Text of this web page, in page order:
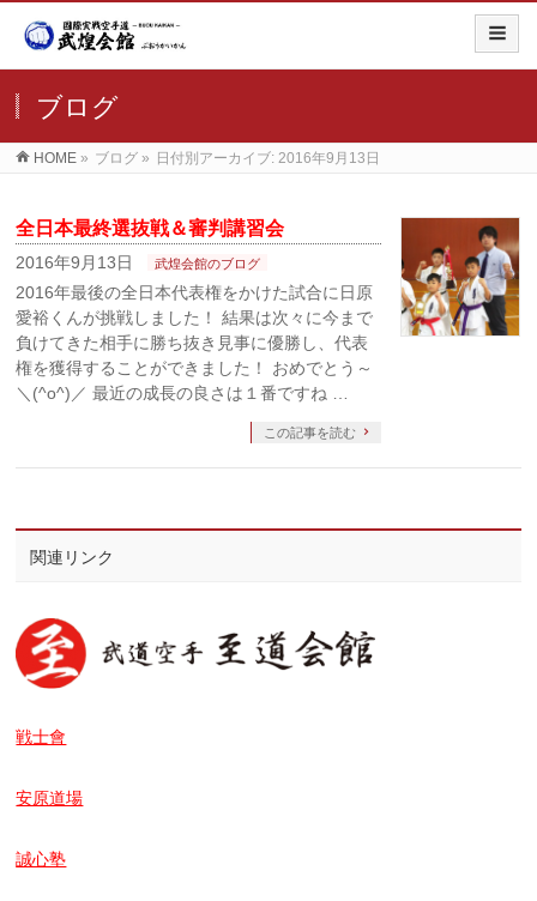
ブログ
HOME » ブログ » 日付別アーカイブ: 2016年9月13日
全日本最終選抜戦＆審判講習会
2016年9月13日 武煌会館のブログ
2016年最後の全日本代表権をかけた試合に日原
愛裕くんが挑戦しました！ 結果は次々に今まで
負けてきた相手に勝ち抜き見事に優勝し、代表
権を獲得することができました！ おめでとう～
＼(^o^)／ 最近の成長の良さは１番ですね …
この記事を読む
関連リンク
戦士會
安原道場
誠心塾